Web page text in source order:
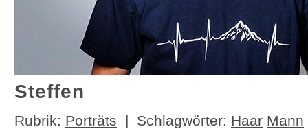
Steffen
Rubrik: Porträts | Schlagwörter: Haar Mann